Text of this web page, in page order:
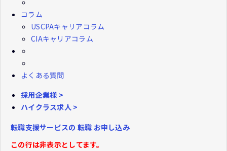
コラム
USCPAキャリアコラム
CIAキャリアコラム
よくある質問
採用企業様 >
ハイクラス求人 >
転職支援サービスの 転職 お申し込み
この行は非表示としてます。